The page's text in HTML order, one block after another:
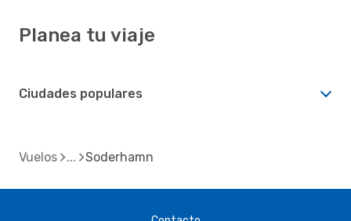
Planea tu viaje
Ciudades populares
Vuelos Soderhamn